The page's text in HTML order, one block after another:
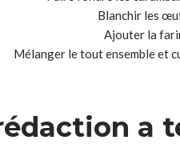
Blanchir les
Ajouter la
Mélanger le tout ensemble et
a